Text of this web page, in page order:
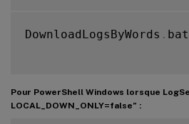
DownloadLogsByWords .
Pour PowerShell Windows lorsque
LOCAL_DOWN_ONLY=false” :